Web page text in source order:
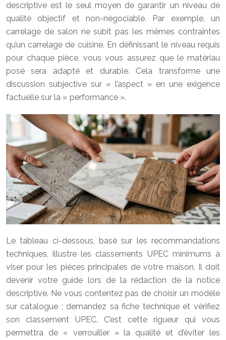
descriptive est le seul moyen de garantir un niveau de
qualité objectif et non-négociable. Par exemple, un
carrelage de salon ne subit pas les mêmes contraintes
qu’un carrelage de cuisine. En définissant le niveau requis
pour chaque pièce, vous vous assurez que le matériau
posé sera adapté et durable. Cela transforme une
discussion subjective sur « l’aspect » en une exigence
factuelle sur la « performance ».
Le tableau ci-dessous, basé sur les recommandations
techniques, illustre les classements UPEC minimums à
viser pour les pièces principales de votre maison. Il doit
devenir votre guide lors de la rédaction de la notice
descriptive. Ne vous contentez pas de choisir un modèle
sur catalogue ; demandez sa fiche technique et vérifiez
son classement UPEC. C’est cette rigueur qui vous
permettra de « verrouiller » la qualité et d’éviter les